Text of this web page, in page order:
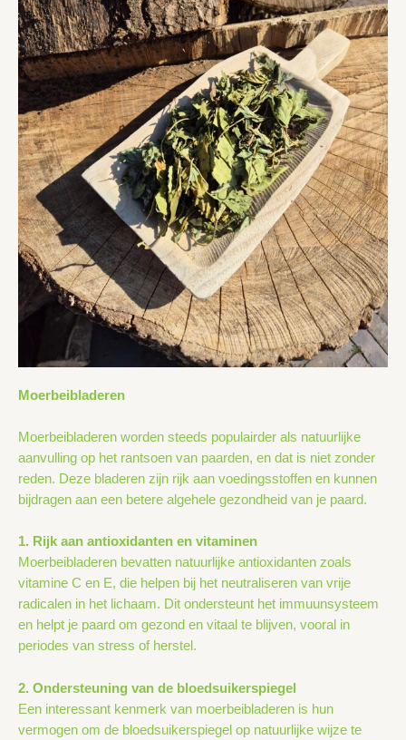
Moerbeibladeren
Moerbeibladeren worden steeds populairder als natuurlijke
aanvulling op het rantsoen van paarden, en dat is niet zonder
reden. Deze bladeren zijn rijk aan voedingsstoffen en kunnen
bijdragen aan een betere algehele gezondheid van je paard.
1. Rijk aan antioxidanten en vitaminen
Moerbeibladeren bevatten natuurlijke antioxidanten zoals
vitamine C en E, die helpen bij het neutraliseren van vrije
radicalen in het lichaam. Dit ondersteunt het immuunsysteem
en helpt je paard om gezond en vitaal te blijven, vooral in
periodes van stress of herstel.
2. Ondersteuning van de bloedsuikerspiegel
Een interessant kenmerk van moerbeibladeren is hun
vermogen om de bloedsuikerspiegel op natuurlijke wijze te